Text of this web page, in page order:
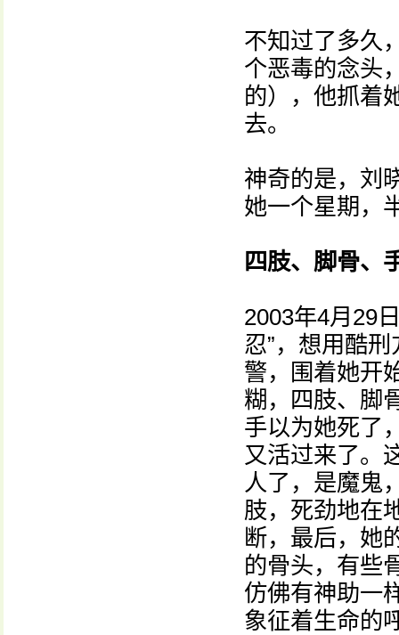
不知过了多久
个恶毒的念头
的），他抓着
去。
神奇的是，刘
她一个星期，
四肢、脚骨、
2003年4月29
忍”，想用酷
警，围着她开
糊，四肢、脚
手以为她死了
又活过来了。
人了，是魔鬼
肢，死劲地在
断，最后，她
的骨头，有些
仿佛有神助一
象征着生命的